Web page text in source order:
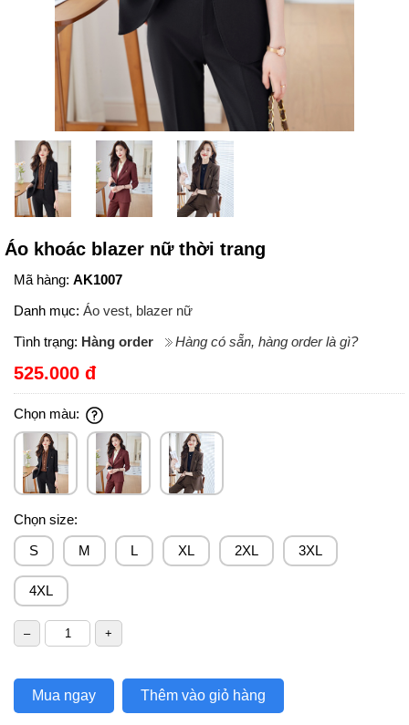
Áo khoác blazer nữ thời trang
Mã hàng: AK1007
Danh mục: Áo vest, blazer nữ
Tình trạng: Hàng order Hàng có sẵn, hàng order là gì?
525.000 đ
Chọn màu:
Chọn size:
S
M L XL 2XL 3XL
4XL
Mua ngay Thêm vào giỏ hàng